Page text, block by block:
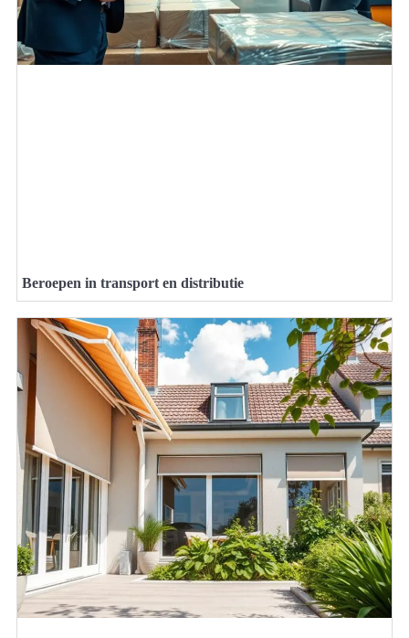
Beroepen in transport en distributie